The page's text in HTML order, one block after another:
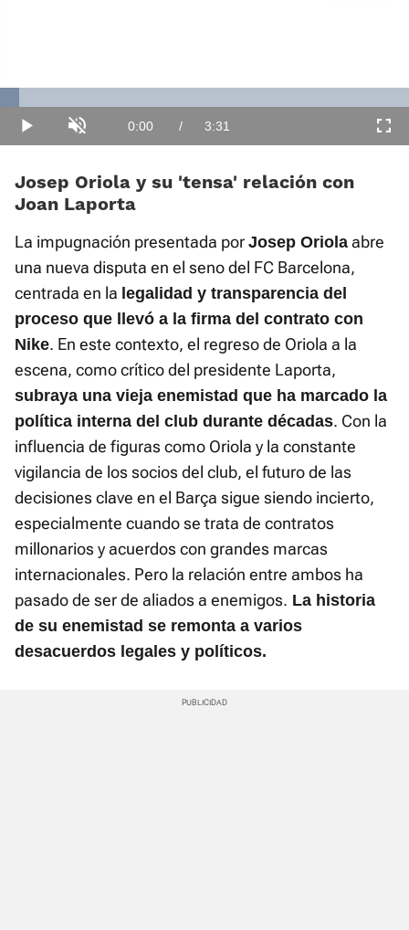
Play Unmute Current
0:00 / Duration
3:31
:
4.70%
Josep Oriola y su 'tensa' relación con
Joan Laporta
La impugnación presentada por Josep Oriola abre
una nueva disputa en el seno del FC Barcelona,
centrada en la legalidad y transparencia del
proceso que llevó a la firma del contrato con
Nike. En este contexto, el regreso de Oriola a la
escena, como crítico del presidente Laporta,
subraya una vieja enemistad que ha marcado la
política interna del club durante décadas. Con la
influencia de figuras como Oriola y la constante
vigilancia de los socios del club, el futuro de las
decisiones clave en el Barça sigue siendo incierto,
especialmente cuando se trata de contratos
millonarios y acuerdos con grandes marcas
internacionales. Pero la relación entre ambos ha
pasado de ser de aliados a enemigos. La historia
de su enemistad se remonta a varios
desacuerdos legales y políticos.